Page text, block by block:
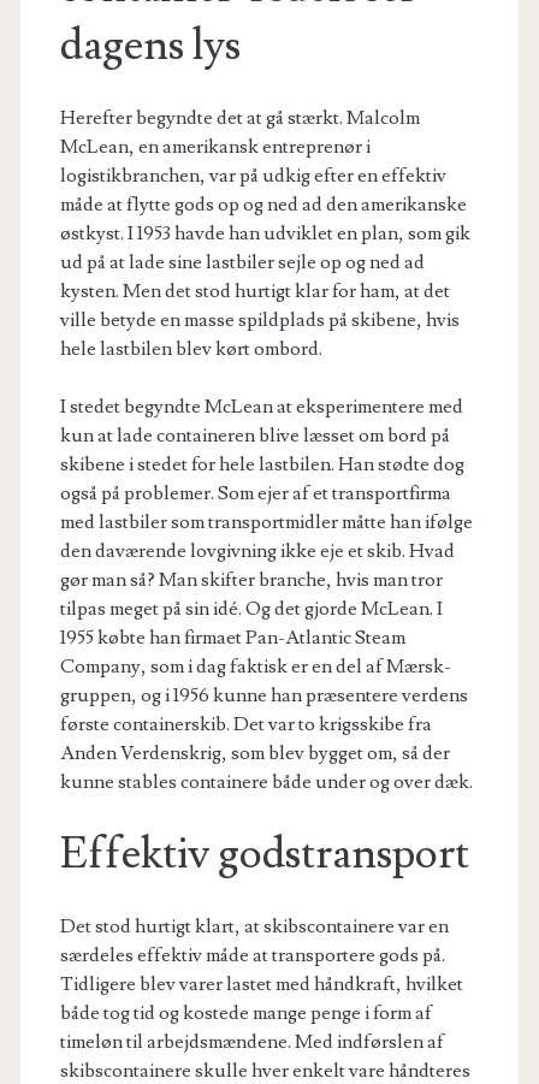
dagens lys
Herefter begyndte det at gå stærkt. Malcolm
McLean, en amerikansk entreprenør i
logistikbranchen,var på udkig efter en effektiv
måde at flytte gods op og ned ad den amerikanske
østkyst. I 1953 havde han udviklet en plan, som gik
ud på at lade sine lastbiler sejle op og ned ad
kysten. Men det stod hurtigt klar for ham, at det
ville betyde en masse spildplads på skibene, hvis
hele lastbilen blev kørt ombord.
I stedet begyndte McLean at eksperimentere med
kun at lade containeren blive læsset om bord på
skibene i stedet for hele lastbilen. Han stødte dog
også på problemer. Som ejer af et transportfirma
med lastbiler som transportmidler måtte han ifølge
den daværende lovgivning ikke eje et skib. Hvad
gør man så? Man skifter branche, hvis man tror
tilpas meget på sin idé. Og det gjorde McLean. I
1955 købte han firmaet Pan-Atlantic Steam
Company, som i dag faktisk er en del af Mærsk-
gruppen, og i 1956 kunne han præsentere verdens
første containerskib. Det var to krigsskibe fra
Anden Verdenskrig, som blev bygget om, så der
kunne stables containere både under og over dæk.
Effektiv godstransport
Det stod hurtigt klart, at skibscontainere var en
særdeles effektiv måde at transportere gods på.
Tidligere blev varer lastet med håndkraft, hvilket
både tog tid og kostede mange penge i form af
timeløn til arbejdsmændene. Med indførslen af
skibscontainere skulle hver enkelt vare håndteres